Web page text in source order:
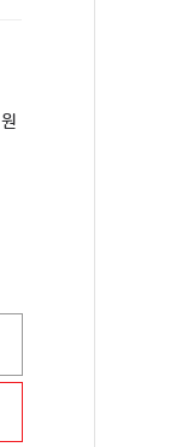
원